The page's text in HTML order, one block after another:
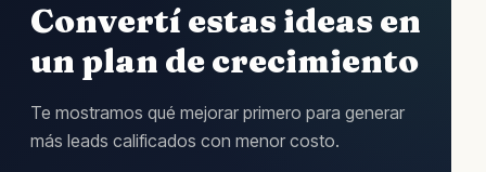
Convertí estas ideas en
un plan de crecimiento
Te mostramos qué mejorar primero para generar
más leads calificados con menor costo.